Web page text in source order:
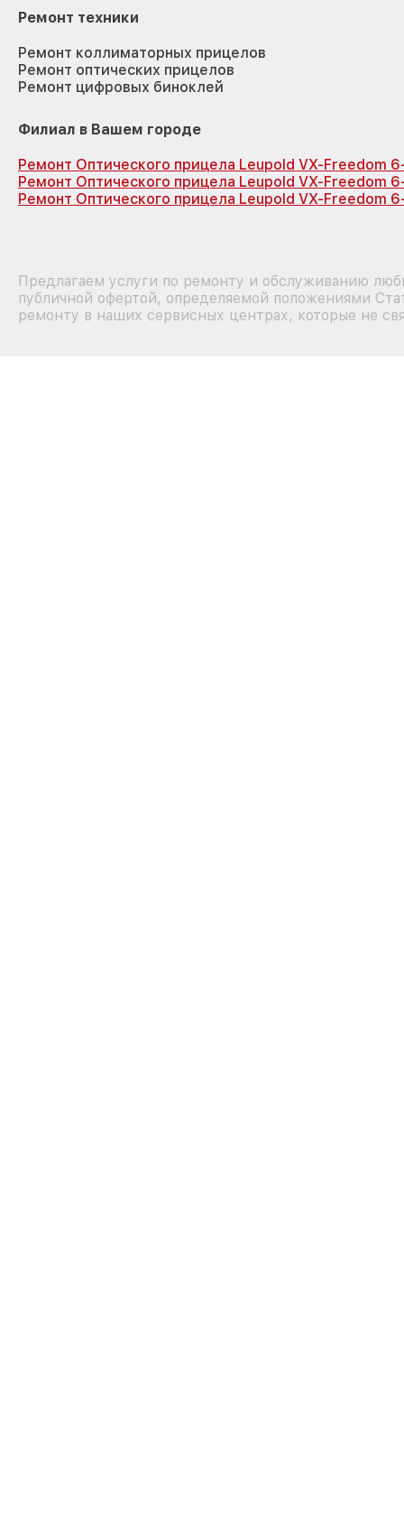
Ремонт техники
Ремонт коллиматорных прицелов
Ремонт оптических прицелов
Ремонт цифровых биноклей
Филиал в Вашем городе
Ремонт Оптического прицела Leupold VX-Freedom
Ремонт Оптического прицела Leupold VX-Freedom
Ремонт Оптического прицела Leupold VX-Freedom
Предлагаем услуги по ремонту и обслуживанию
публичной офертой, определяемой положениями
ремонту в наших сервисных центрах, которые не